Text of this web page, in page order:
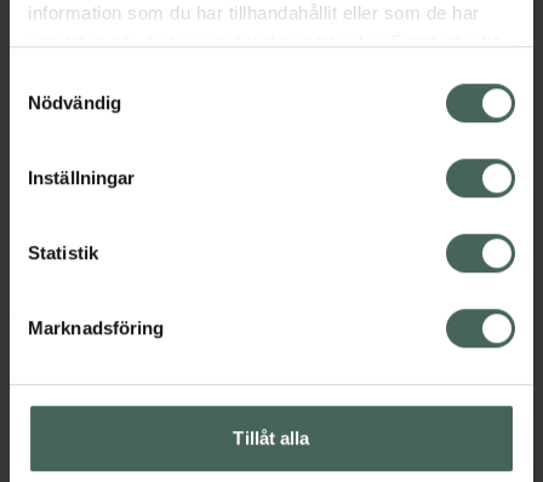
information som du har tillhandahållit eller som de har
samlat in när du har använt deras tjänster. Samtycke till
återkalla ditt samtycke via webbplatsens
cookieinställningar. Ett återkallat samtycke påverkar inte
lagligheten av behandling som skett innan återkallelsen.
Nödvändig
Inställningar
Statistik
Marknadsföring
Tillåt alla
Jämförpris 20,06 kr/st
Kronans Apotek finns här för dig. Du hittar oss från Skåne i
datorn. Oavsett vem du är så är det vårt uppdrag att
hjälpa just dig att må lite bättre. Välkommen att prata
med oss.